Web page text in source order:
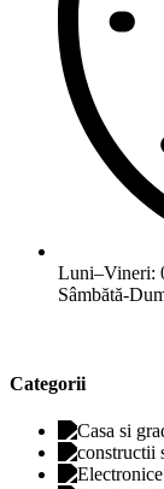
Luni–Vineri:
Sâmbătă-
Categorii